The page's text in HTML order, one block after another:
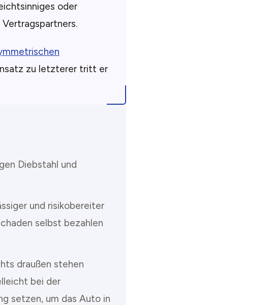
oder
zu letzterer tritt er
Diebstahl und
und risikobereiter
selbst bezahlen
draußen stehen
bei der
setzen, um das Auto in